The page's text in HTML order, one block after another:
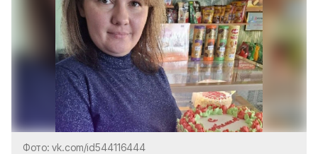
Фото: vk.com/id544116444